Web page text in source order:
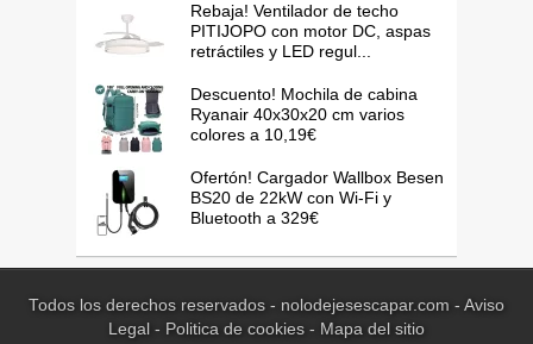
Rebaja! Ventilador de techo
PITIJOPO con motor DC, aspas
retráctiles y LED regul...
Descuento! Mochila de cabina
Ryanair 40x30x20 cm varios
colores a 10,19€
Ofertón! Cargador Wallbox Besen
BS20 de 22kW con Wi-Fi y
Bluetooth a 329€
Todos los derechos reservados - nolodejesescapar.com - Aviso
Legal - Politica de cookies- Mapa del sitio